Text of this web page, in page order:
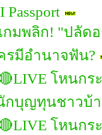
Passport
เกมพลิก! "ปลัด
รมีอำนาจฟัน?
โหนก
กบุญทุนชาวบ้า
โหนกร